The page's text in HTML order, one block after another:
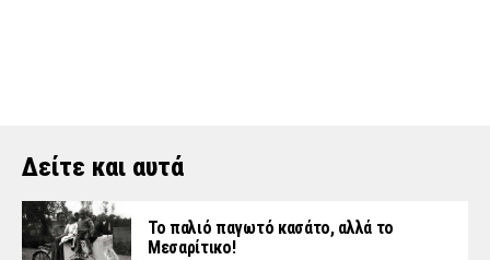
Δείτε και αυτά
Το παλιό παγωτό κασάτο, αλλά το
Μεσαρίτικο!